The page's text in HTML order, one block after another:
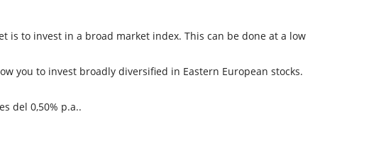
is to invest in a broad market index. This can be done at a low
you to invest broadly diversified in Eastern European stocks.
del 0,50% p.a..